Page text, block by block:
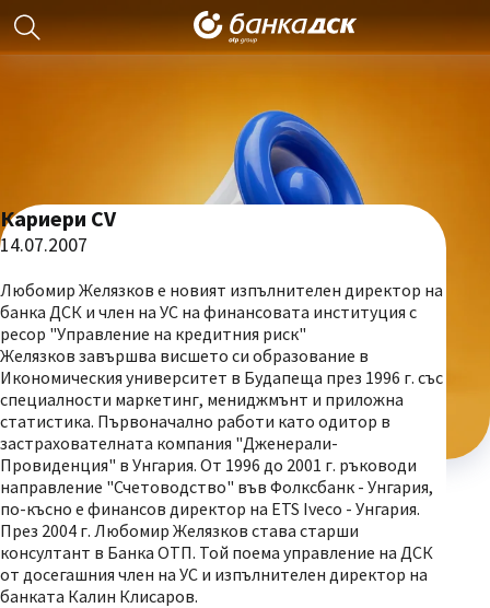
Кариери CV
14.07.2007
Любомир Желязков е новият изпълнителен директор на
банка ДСК и член на УС на финансовата институция с
ресор "Управление на кредитния риск"
Желязков завършва висшето си образование в
Икономическия университет в Будапеща през 1996 г. със
специалности маркетинг, мениджмънт и приложна
статистика. Първоначално работи като одитор в
застрахователната компания "Дженерали-
Провиденция" в Унгария. От 1996 до 2001 г. ръководи
направление "Счетоводство" във Фолксбанк - Унгария,
по-късно е финансов директор на ETS Iveco - Унгария.
През 2004 г. Любомир Желязков става старши
консултант в Банка ОТП. Той поема управление на ДСК
от досегашния член на УС и изпълнителен директор на
банката Калин Клисаров.